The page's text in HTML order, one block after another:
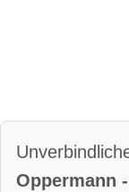
Oppermann